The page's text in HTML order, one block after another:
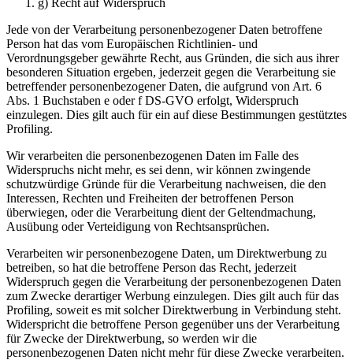
g) Recht auf Widerspruch
Jede von der Verarbeitung personenbezogener Daten betroffene
Person hat das vom Europäischen Richtlinien- und
Verordnungsgeber gewährte Recht, aus Gründen, die sich aus ihrer
besonderen Situation ergeben, jederzeit gegen die Verarbeitung sie
betreffender personenbezogener Daten, die aufgrund von Art. 6
Abs. 1 Buchstaben e oder f DS-GVO erfolgt, Widerspruch
einzulegen. Dies gilt auch für ein auf diese Bestimmungen gestütztes
Profiling.
Wir verarbeiten die personenbezogenen Daten im Falle des
Widerspruchs nicht mehr, es sei denn, wir können zwingende
schutzwürdige Gründe für die Verarbeitung nachweisen, die den
Interessen, Rechten und Freiheiten der betroffenen Person
überwiegen, oder die Verarbeitung dient der Geltendmachung,
Ausübung oder Verteidigung von Rechtsansprüchen.
Verarbeiten wir personenbezogene Daten, um Direktwerbung zu
betreiben, so hat die betroffene Person das Recht, jederzeit
Widerspruch gegen die Verarbeitung der personenbezogenen Daten
zum Zwecke derartiger Werbung einzulegen. Dies gilt auch für das
Profiling, soweit es mit solcher Direktwerbung in Verbindung steht.
Widerspricht die betroffene Person gegenüber uns der Verarbeitung
für Zwecke der Direktwerbung, so werden wir die
personenbezogenen Daten nicht mehr für diese Zwecke verarbeiten.